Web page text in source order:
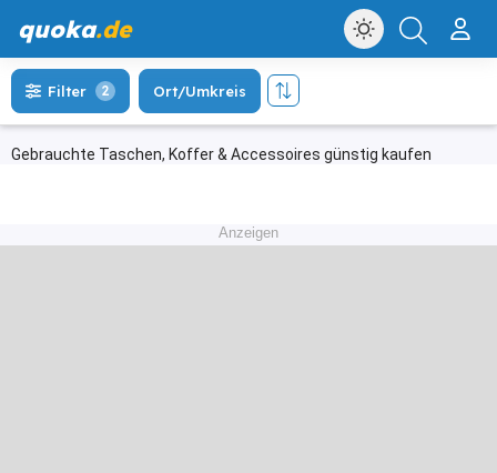
quoka.de
Gebrauchte Taschen, Koffer & Accessoires günstig kaufen
Filter 2 Ort/Umkreis
Anzeigen